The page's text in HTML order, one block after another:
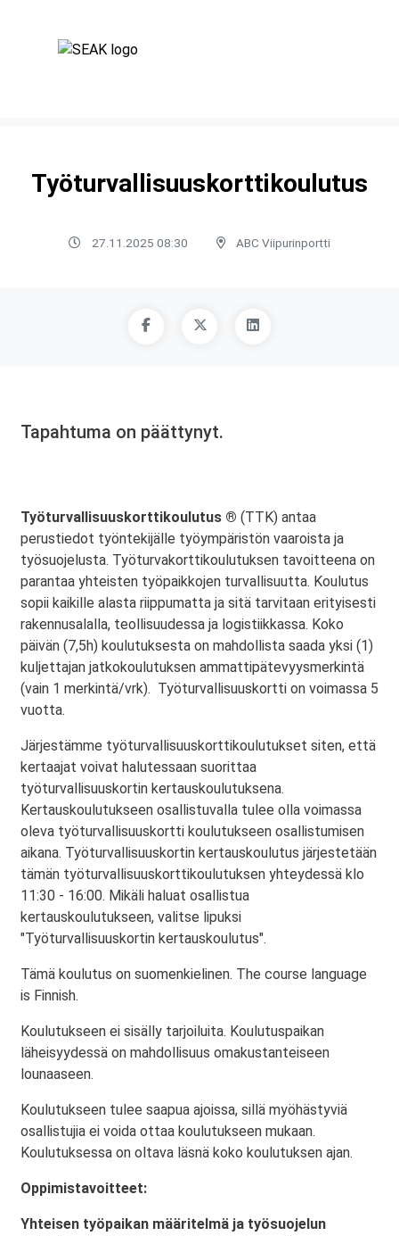
Työturvallisuuskorttikoulutus
27.11.2025 08:30 ABC Viipurinportti
Tapahtuma on päättynyt.
Työturvallisuuskorttikoulutus ® (TTK) antaa
perustiedot työntekijälle työympäristön vaaroista ja
työsuojelusta. Työturvakorttikoulutuksen tavoitteena on
parantaa yhteisten työpaikkojen turvallisuutta. Koulutus
sopii kaikille alasta riippumatta ja sitä tarvitaan erityisesti
rakennusalalla, teollisuudessa ja logistiikkassa. Koko
päivän (7,5h) koulutuksesta on mahdollista saada yksi (1)
kuljettajan jatkokoulutuksen ammattipätevyysmerkintä
(vain 1 merkintä/vrk). Työturvallisuuskortti on voimassa 5
vuotta.
Järjestämme työturvallisuuskorttikoulutukset siten, että
kertaajat voivat halutessaan suorittaa
työturvallisuuskortin kertauskoulutuksena.
Kertauskoulutukseen osallistuvalla tulee olla voimassa
oleva työturvallisuuskortti koulutukseen osallistumisen
aikana. Työturvallisuuskortin kertauskoulutus järjestetään
tämän työturvallisuuskorttikoulutuksen yhteydessä klo
11:30 - 16:00. Mikäli haluat osallistua
kertauskoulutukseen, valitse lipuksi
"Työturvallisuuskortin kertauskoulutus".
Tämä koulutus on suomenkielinen. The course language
is Finnish.
Koulutukseen ei sisälly tarjoiluita. Koulutuspaikan
läheisyydessä on mahdollisuus omakustanteiseen
lounaaseen.
Koulutukseen tulee saapua ajoissa, sillä myöhästyviä
osallistujia ei voida ottaa koulutukseen mukaan.
Koulutuksessa on oltava läsnä koko koulutuksen ajan.
Oppimistavoitteet:
Yhteisen työpaikan määritelmä ja työsuojelun